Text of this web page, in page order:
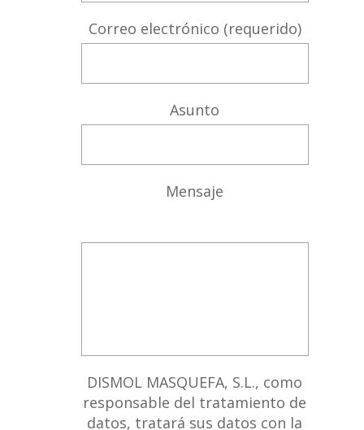
Correo electrónico (requerido)
Asunto
Mensaje
DISMOL MASQUEFA, S.L., como
responsable del tratamiento de
datos, tratará sus datos con la